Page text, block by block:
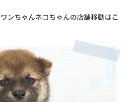
ンちゃんネコちゃんの店舗移動はこ